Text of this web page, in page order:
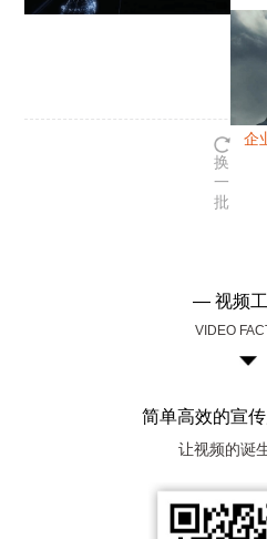
企
换
一
批
— 视频
VIDEO
简单高效的宣
让视频的诞